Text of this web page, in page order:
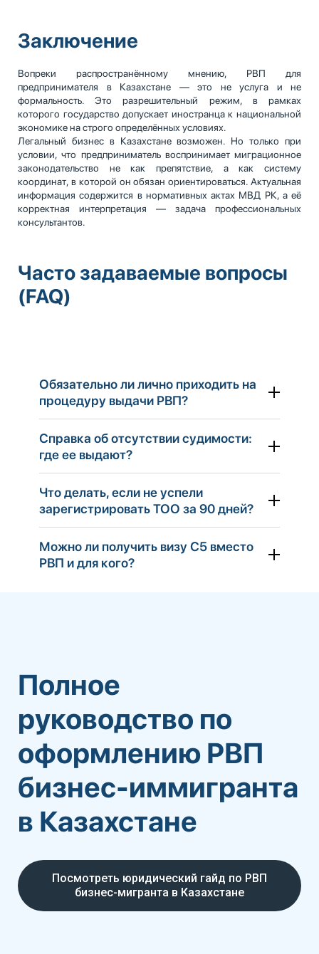
Заключение
Вопреки распространённому мнению, РВП для
предпринимателя в Казахстане — это не услуга и не
формальность. Это разрешительный режим, в рамках
которого государство допускает иностранца к национальной
экономике на строго определённых условиях.
Легальный бизнес в Казахстане возможен. Но только при
условии, что предприниматель воспринимает миграционное
законодательство не как препятствие, а как систему
координат, в которой он обязан ориентироваться. Актуальная
информация содержится в нормативных актах МВД РК, а её
корректная интерпретация — задача профессиональных
консультантов.
Часто задаваемые вопросы
(FAQ)
Обязательно ли лично приходить на
процедуру выдачи РВП?
Справка об отсутствии судимости:
где ее выдают?
Что делать, если не успели
зарегистрировать ТОО за 90 дней?
Можно ли получить визу С5 вместо
РВП и для кого?
Полное
руководство по
оформлению РВП
бизнес-иммигранта
в Казахстане
Посмотреть юридический гайд по РВП
бизнес-мигранта в Казахстане